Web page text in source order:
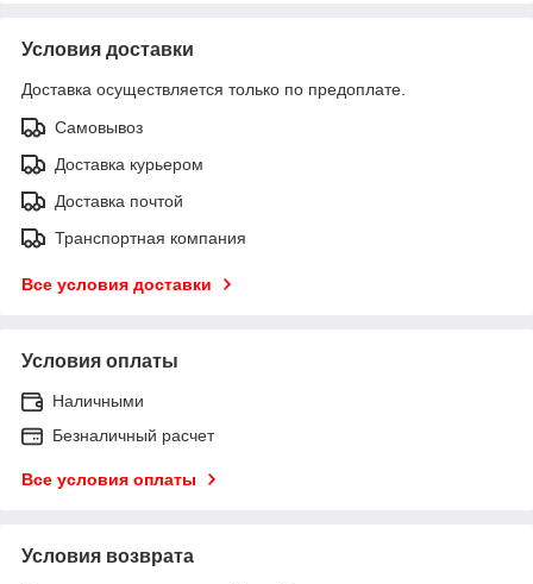
Условия доставки
Доставка осуществляется только по предоплате.
Самовывоз
Доставка курьером
Доставка почтой
Транспортная компания
Все условия доставки
Условия оплаты
Наличными
Безналичный расчет
Все условия оплаты
Условия возврата